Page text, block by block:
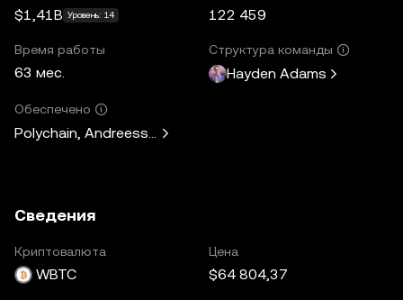
$1,41B Уровень: 14 122 459
Время работы
63 мес.
Структура команды
Hayden Adams
Обеспечено
Polychain, Andreessen Horowitz, Paradigm, Variant Fund,
Сведения
Криптовалюта
WBTC
Цена
$64 804,37